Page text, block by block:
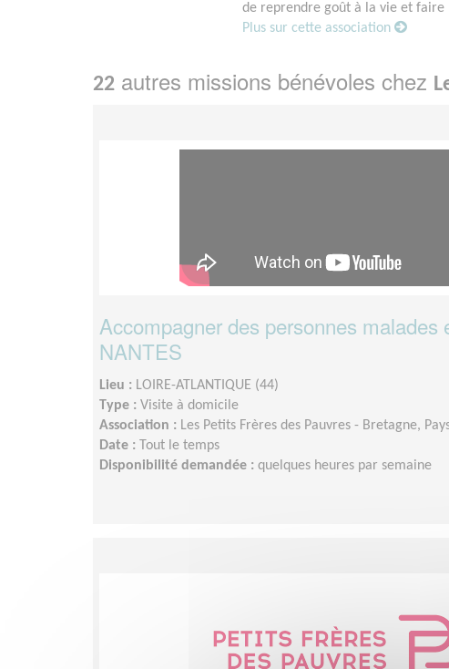
de reprendre goût à la vie et
Plus sur cette association
22 autres missions bénévoles chez
Accompagner des personnes malades
NANTES
Lieu : LOIRE-ATLANTIQUE (44)
Type : Visite à domicile
Association : Les Petits Frères des Pauvres - Bretagne,
Date :
Tout le temps
Disponibilité demandée : quelques heures par semaine